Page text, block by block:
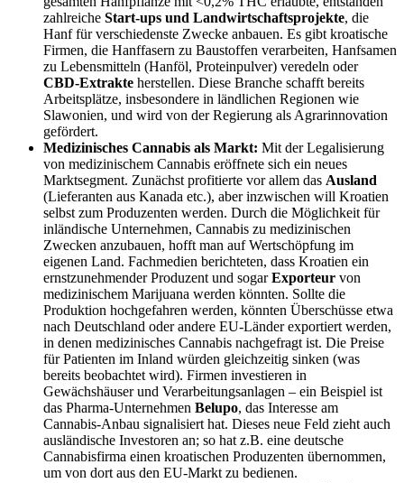
zahlreiche Start-ups und Landwirtschaftsprojekte, die
Hanf für verschiedenste Zwecke anbaue​n. Es gibt kroatische
Firmen, die Hanffasern zu Baustoffen verarbeiten, Hanfsamen
zu Lebensmitteln (Hanföl, Proteinpulver) veredeln oder
CBD-Extrakte herstellen. Diese Branche schafft bereits
Arbeitsplätze, insbesondere in ländlichen Regionen wie
Slawonien, und wird von der Regierung als Agrarinnovation
gefördert.
Medizinisches Cannabis als Markt: Mit der Legalisierung
von medizinischem Cannabis eröffnete sich ein neues
Marktsegment. Zunächst profitierte vor allem das Ausland
(Lieferanten aus Kanada etc.), aber inzwischen will Kroatien
selbst zum Produzenten werden. Durch die Möglichkeit für
inländische Unternehmen, Cannabis zu medizinischen
Zwecken anzubaue​n, hofft man auf Wertschöpfung im
eigenen Land. Fachmedien berichteten, dass Kroatien ein
ernstzunehmender Produzent und sogarExporteur von
medizinischem Marijuana werden könnt​en. Sollte die
Produktion hochgefahren werden, könnten Überschüsse etwa
nach Deutschland oder andere EU-Länder exportiert werden,
in denen medizinisches Cannabis nachgefragt ist. Die Preise
für Patienten im Inland würden gleichzeitig sinken (was
bereits beobachtet wird). Firmen investieren in
Gewächshäuser und Verarbeitungsanlagen – ein Beispiel ist
das Pharma-Unternehmen Belupo, das Interesse am
Cannabis-Anbau signalisiert hat. Dieses neue Feld zieht auch
ausländische Investoren an; so hat z.B. eine deutsche
Cannabisfirma einen kroatischen Produzenten übernomme​n,
um von dort aus den EU-Markt zu bedienen.